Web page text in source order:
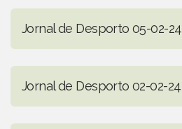
Jornal de Desporto 05-02-24
Jornal de Desporto 02-02-24